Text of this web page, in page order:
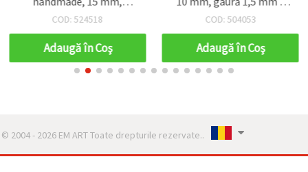
argintiu, cu chip, orificiu 1
COD: 524518
Adaugă în Coş
set 50 bucăți pentru
COD: 504053
Adaugă în Coş
© 2004 - 2026 EM ART Toate drepturile rezervate..